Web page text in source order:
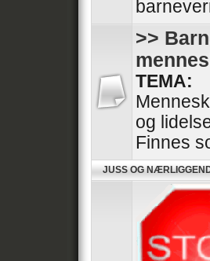
>>
TEMA:
og
Finnes
JUSS OG